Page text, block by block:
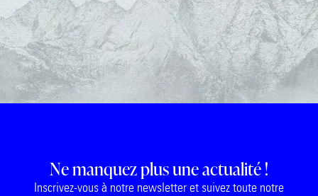
Ne manquez plus une actualité !
Inscrivez-vous à notre newsletter et suivez toute notre